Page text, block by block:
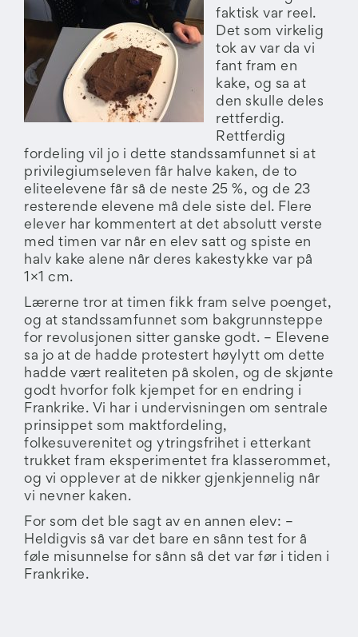
faktisk var reel.
Det som virkelig
tok av var da vi
fant fram en
kake, og sa at
den skulle deles
rettferdig.
Rettferdig
fordeling vil jo i dette standssamfunnet si at
privilegiumseleven får halve kaken, de to
eliteelevene får så de neste 25 %, og de 23
resterende elevene må dele siste del. Flere
elever har kommentert at det absolutt verste
med timen var når en elev satt og spiste en
halv kake alene når deres kakestykke var på
1×1 cm.
Lærerne tror at timen fikk fram selve poenget,
og at standssamfunnet som bakgrunnsteppe
for revolusjonen sitter ganske godt. – Elevene
sa jo at de hadde protestert høylytt om dette
hadde vært realiteten på skolen, og de skjønte
godt hvorfor folk kjempet for en endring i
Frankrike. Vi har i undervisningen om sentrale
prinsippet som maktfordeling,
folkesuverenitet og ytringsfrihet i etterkant
trukket fram eksperimentet fra klasserommet,
og vi opplever at de nikker gjenkjennelig når
vi nevner kaken.
For som det ble sagt av en annen elev: –
Heldigvis så var det bare en sånn test for å
føle misunnelse for sånn så det var før i tiden i
Frankrike.